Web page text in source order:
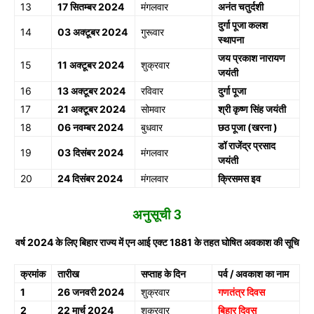
13
17 सितम्बर 2024 मंगलवार अनंत चतुर्दशी
14 03 अक्टूबर 2024 गुरूवार
दुर्गा पूजा कलश
स्थापना
15 11 अक्टूबर 2024 शुक्रवार
जय प्रकाश नारायण
जयंती
16
13 अक्टूबर 2024 रविवार
दुर्गा पूजा
17
21 अक्टूबर 2024 सोमवार
श्री कृष्ण सिंह जयंती
18
06 नवम्बर 2024 बुधवार छठ पूजा (खरना )
19 03 दिसंबर 2024 मंगलवार
डॉ राजेंद्र प्रसाद
जयंती
20
24 दिसंबर 2024 मंगलवार क्रिसमस इव
अनुसूची 3
वर्ष 2024 के लिए बिहार राज्य में एन आई एक्ट 1881 के तहत घोषित अवकाश की सूचि
क्रमांक तारीख सप्ताह के दिन
पर्व / अवकाश का नाम
1
26 जनवरी 2024 शुक्रवार
गणतंत्र दिवस
2
22 मार्च 2024 शुक्रवार बिहार दिवस